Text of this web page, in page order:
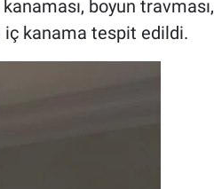
boyun travması,
iç kanama tespit edildi.